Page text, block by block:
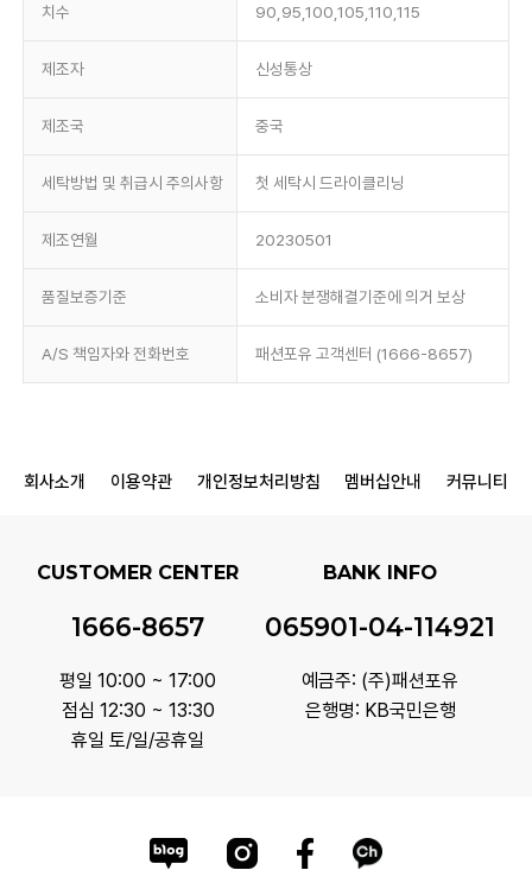
치수 90,95,100,105,110,115
제조자 신성통상
제조국 중국
세탁방법 및 취급시 주의사항 첫 세탁시 드라이클리닝
제조연월 20230501
품질보증기준 소비자 분쟁해결기준에 의거 보상
A/S 책임자와 전화번호 패션포유 고객센터 (1666-8657)
회사소개 이용약관 개인정보처리방침 멤버십안내 커뮤니티
CUSTOMER CENTER
1666-8657
평일 10:00 ~ 17:00
점심 12:30 ~ 13:30
휴일 토/일/공휴일
BANK INFO
065901-04-114921
예금주: (주)패션포유
은행명: KB국민은행